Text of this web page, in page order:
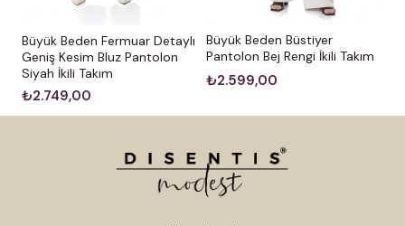
Büyük Beden Fermuar Detaylı
Geniş Kesim Bluz Pantolon
Siyah İkili Takım
₺2.749,00
Büyük Beden Büstiyer
Pantolon Bej Rengi İkili Takım
₺2.599,00